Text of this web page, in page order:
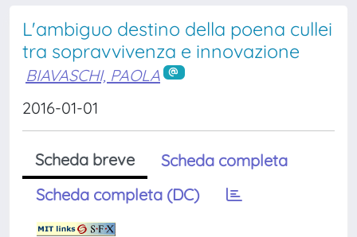
L'ambiguo destino della poena cullei
tra sopravvivenza e innovazione
BIAVASCHI, PAOLA
2016-01-01
Scheda breve
Scheda completa
Scheda completa (DC)